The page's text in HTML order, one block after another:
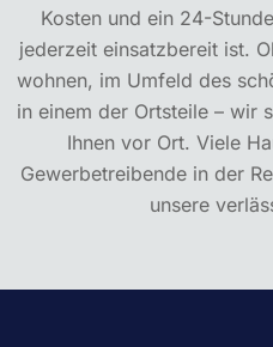
Kosten und ein 24-
jederzeit einsatzbereit ist.
wohnen, im Umfeld des
in einem der Ortsteile – wir
Ihnen vor Ort. Viele
Gewerbetreibende in der
unsere